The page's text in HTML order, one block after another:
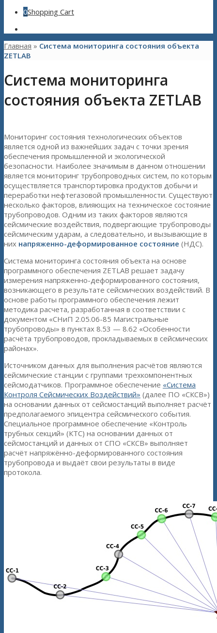
0Shopping Cart
Главная » Система мониторинга состояния объекта
ZETLAB
Система мониторинга
состояния объекта ZETLAB
Мониторинг состояния технологических объектов
является одной из важнейших задач с точки зрения
обеспечения промышленной и экологической
безопасности. Наиболее значимым в данном отношении
является мониторинг трубопроводных систем, по которым
осуществляется транспортировка продуктов добычи и
переработки нефтегазовой промышленности. Существуют
несколько факторов, влияющих на техническое состояние
трубопроводов. Одним из таких факторов являются
сейсмические воздействия, подвергающие трубопроводы
сейсмическим ударам, а следовательно, и вызывающие в
них напряженно-деформированное состояние (НДС).
Система мониторинга состояния объекта на основе
программного обеспечения ZETLAB решает задачу
измерения напряженно-деформированного состояния,
возникающего в результате сейсмических воздействий. В
основе работы программного обеспечения лежит
методика расчета, разработанная в соответствии с
документом «СНиП 2.05.06-85 Магистральные
трубопроводы» в пунктах 8.53 — 8.62 «Особенности
расчёта трубопроводов, прокладываемых в сейсмических
районах».
Источником данных для выполнения расчётов являются
сейсмические станции с группами трехкомпонентных
сейсмодатчиков. Программное обеспечение «Система
Контроля Сейсмических Воздействий» (далее ПО «СКСВ»)
на основании данных от сейсмостанций выполняет расчёт
предполагаемого эпицентра сейсмического события.
Специальное программное обеспечение «Контроль
трубных секций» (КТС) на основании данных от
сейсмостанций и данных от СПО «СКСВ» выполняет
расчёт напряжённо-деформированного состояния
трубопровода и выдаёт свои результаты в виде
протокола.